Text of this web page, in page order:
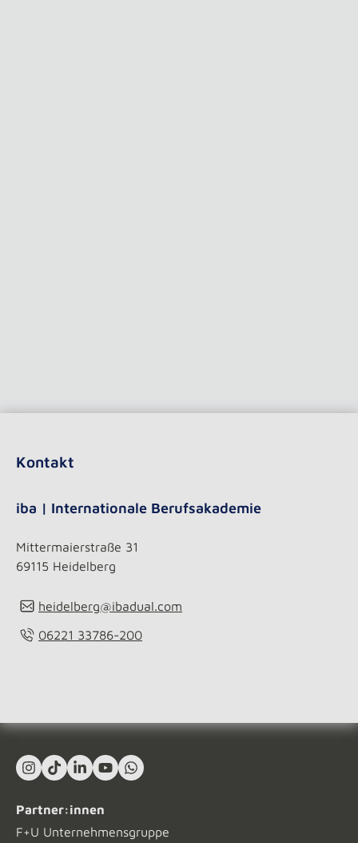
Kontakt
iba | Internationale Berufsakademie
Mittermaierstraße 31
69115 Heidelberg
heidelberg@ibadual.com
06221 33786-200
Instagram
TikTokLinkedIn In
YouTubeWhat's App
Partner:innen
F+U Unternehmensgruppe